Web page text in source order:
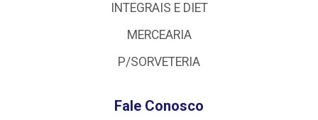
INTEGRAIS E DIET
MERCEARIA
P/SORVETERIA
Fale Conosco